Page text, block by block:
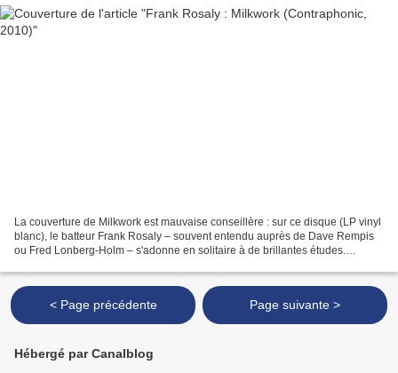
La couverture de Milkwork est mauvaise conseillère : sur ce disque (LP vinyl
blanc), le batteur Frank Rosaly – souvent entendu auprès de Dave Rempis
ou Fred Lonberg-Holm – s'adonne en solitaire à de brillantes études.
< Page précédente Page suivante >
Hébergé par Canalblog